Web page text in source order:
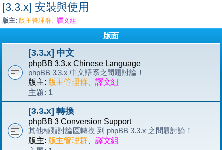
[3.3.x] 安裝與使用
版主: 版主管理群、 譯文組
版面
[3.3.x] 中文
phpBB 3.3.x Chinese Language
phpBB 3.3.x 中文語系之問題討論！
版主: 版主管理群
譯文組
主題: 1
[3.3.x] 轉換
phpBB 3 Conversion Support
其他種類討論區轉換 到 phpBB 3.3.x 之問題討論！
版主: 版主管理群
譯文組